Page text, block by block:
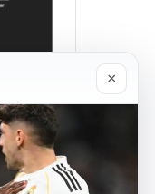
×